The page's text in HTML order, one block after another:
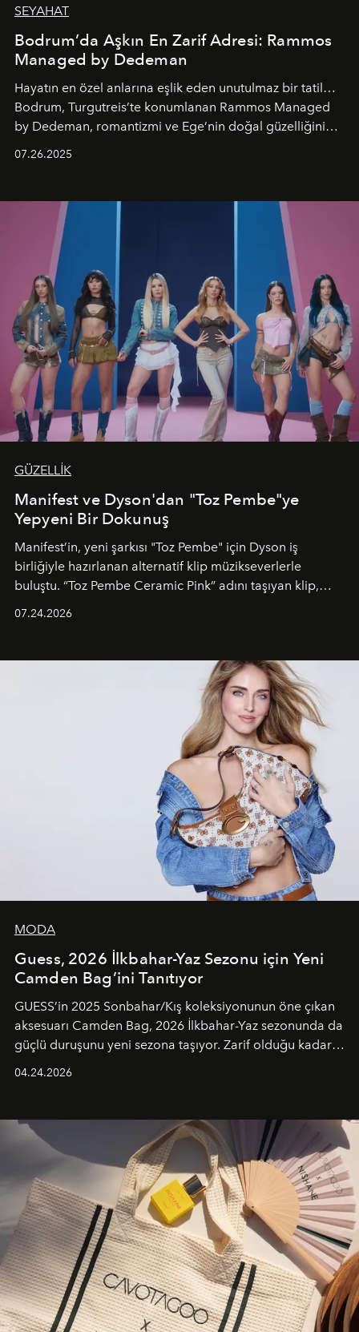
SEYAHAT
Bodrum’da Aşkın En Zarif Adresi: Rammos
Managed by Dedeman
Hayatın en özel anlarına eşlik eden unutulmaz bir tatil…
Bodrum, Turgutreis’te konumlanan Rammos Managed
by Dedeman, romantizmi ve Ege’nin doğal güzelliğini
07.26.2025
GÜZELLİK
Manifest ve Dyson'dan "Toz Pembe"ye
Yepyeni Bir Dokunuş
Manifest’in, yeni şarkısı "Toz Pembe" için Dyson iş
birliğiyle hazırlanan alternatif klip müzikseverlerle
buluştu. “Toz Pembe Ceramic Pink” adını taşıyan klip,
unsurlarından biri olarak öne çıkıyor.
07.24.2026
MODA
Guess, 2026 İlkbahar-Yaz Sezonu için Yeni
Camden Bag’ini Tanıtıyor
GUESS’in 2025 Sonbahar/Kış koleksiyonunun öne çıkan
aksesuarı Camden Bag, 2026 İlkbahar-Yaz sezonunda da
güçlü duruşunu yeni sezona taşıyor. Zarif olduğu kadar
04.24.2026